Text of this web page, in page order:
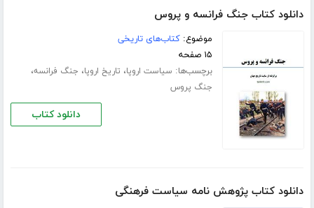
دانلود کتاب جنگ فرانسه و پروس
موضوع:کتاب‌های تاریخی
۱۵ صفحه
برچسب‌ها: سیاست اروپا، تاریخ اروپا، جنگ فرانسه،
جنگ پروس
دانلود کتاب
دانلود کتاب پژوهش نامه سیاست فرهنگی